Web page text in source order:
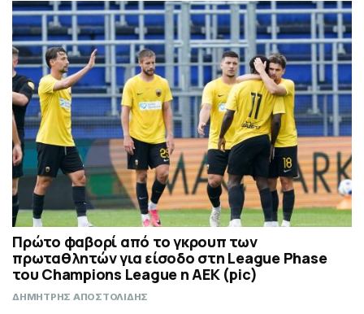
Πρώτο φαβορί από το γκρουπ των
πρωταθλητών για είσοδο στη League Phase
του Champions League η ΑΕΚ (pic)
ΔΗΜΗΤΡΗΣ ΑΠΟΣΤΟΛΙΔΗΣ